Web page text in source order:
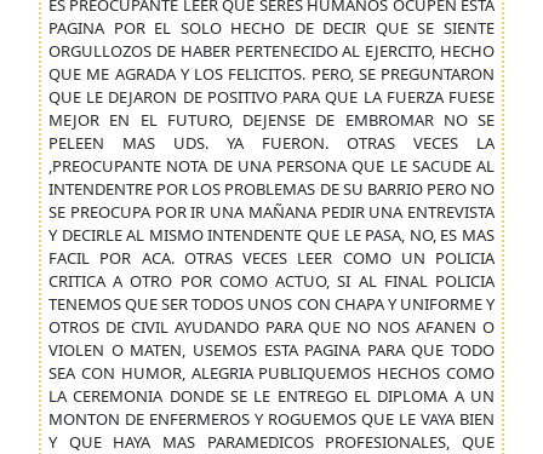
ES PREOCUPANTE LEER QUE SERES HUMANOS OCUPEN ESTA
PAGINA POR EL SOLO HECHO DE DECIR QUE SE SIENTE
ORGULLOZOS DE HABER PERTENECIDO AL EJERCITO, HECHO
QUE ME AGRADA Y LOS FELICITOS. PERO, SE PREGUNTARON
QUE LE DEJARON DE POSITIVO PARA QUE LA FUERZA FUESE
MEJOR EN EL FUTURO, DEJENSE DE EMBROMAR NO SE
PELEEN MAS UDS. YA FUERON. OTRAS VECES LA
,PREOCUPANTE NOTA DE UNA PERSONA QUE LE SACUDE AL
INTENDENTRE POR LOS PROBLEMAS DE SU BARRIO PERO NO
SE PREOCUPA POR IR UNA MAÑANA PEDIR UNA ENTREVISTA
Y DECIRLE AL MISMO INTENDENTE QUE LE PASA, NO, ES MAS
FACIL POR ACA. OTRAS VECES LEER COMO UN POLICIA
CRITICA A OTRO POR COMO ACTUO, SI AL FINAL POLICIA
TENEMOS QUE SER TODOS UNOS CON CHAPA Y UNIFORME Y
OTROS DE CIVIL AYUDANDO PARA QUE NO NOS AFANEN O
VIOLEN O MATEN, USEMOS ESTA PAGINA PARA QUE TODO
SEA CON HUMOR, ALEGRIA PUBLIQUEMOS HECHOS COMO
LA CEREMONIA DONDE SE LE ENTREGO EL DIPLOMA A UN
MONTON DE ENFERMEROS Y ROGUEMOS QUE LE VAYA BIEN
Y QUE HAYA MAS PARAMEDICOS PROFESIONALES, QUE